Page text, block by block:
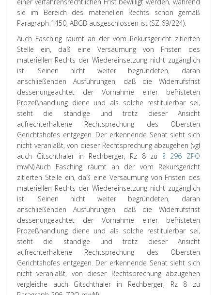
sie im Bereich des materiellen Rechts schon gemäß
Paragraph 1450, ABGB ausgeschlossen ist (SZ 69/224).
Auch Fasching räumt an der vom Rekursgericht zitierten
Stelle ein, daß eine Versäumung von Fristen des
materiellen Rechts der Wiedereinsetzung nicht zugänglich
ist. Seinen nicht weiter begründeten, daran
anschließenden Ausführungen, daß die Widerrufsfrist
dessenungeachtet der Vornahme einer befristeten
Prozeßhandlung diene und als solche restituierbar sei,
steht die ständige und trotz dieser Ansicht
aufrechterhaltene Rechtsprechung des Obersten
Gerichtshofes entgegen. Der erkennende Senat sieht sich
nicht veranlaßt, von dieser Rechtsprechung abzugehen (vgl
auch Gitschthalerin Rechberger, Rz 8 zu § 296 ZPO
mwN).Auch Fasching räumt an der vom Rekursgericht
zitierten Stelle ein, daß eine Versäumung von Fristen des
materiellen Rechts der Wiedereinsetzung nicht zugänglich
ist. Seinen nicht weiter begründeten, daran
anschließenden Ausführungen, daß die Widerrufsfrist
dessenungeachtet der Vornahme einer befristeten
Prozeßhandlung diene und als solche restituierbar sei,
steht die ständige und trotz dieser Ansicht
aufrechterhaltene Rechtsprechung des Obersten
Gerichtshofes entgegen. Der erkennende Senat sieht sich
nicht veranlaßt, von dieser Rechtsprechung abzugehen
vergleiche auch Gitschthaler in Rechberger, Rz 8 zu